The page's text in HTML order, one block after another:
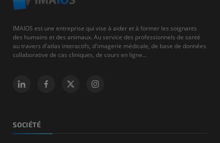
IMAIOS est une entreprise qui vise à aider et à former les soignants
des humains et des animaux. Au service des professionnels de santé
au travers d'atlas interactifs, d'imagerie médicale, de base de données
collaborative de cas cliniques, de cours en ligne...
SOCIÉTÉ